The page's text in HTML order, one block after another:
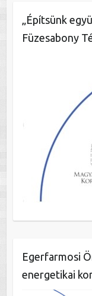
„Építsünk
Füzesabony
Egerfarmosi
energetikai